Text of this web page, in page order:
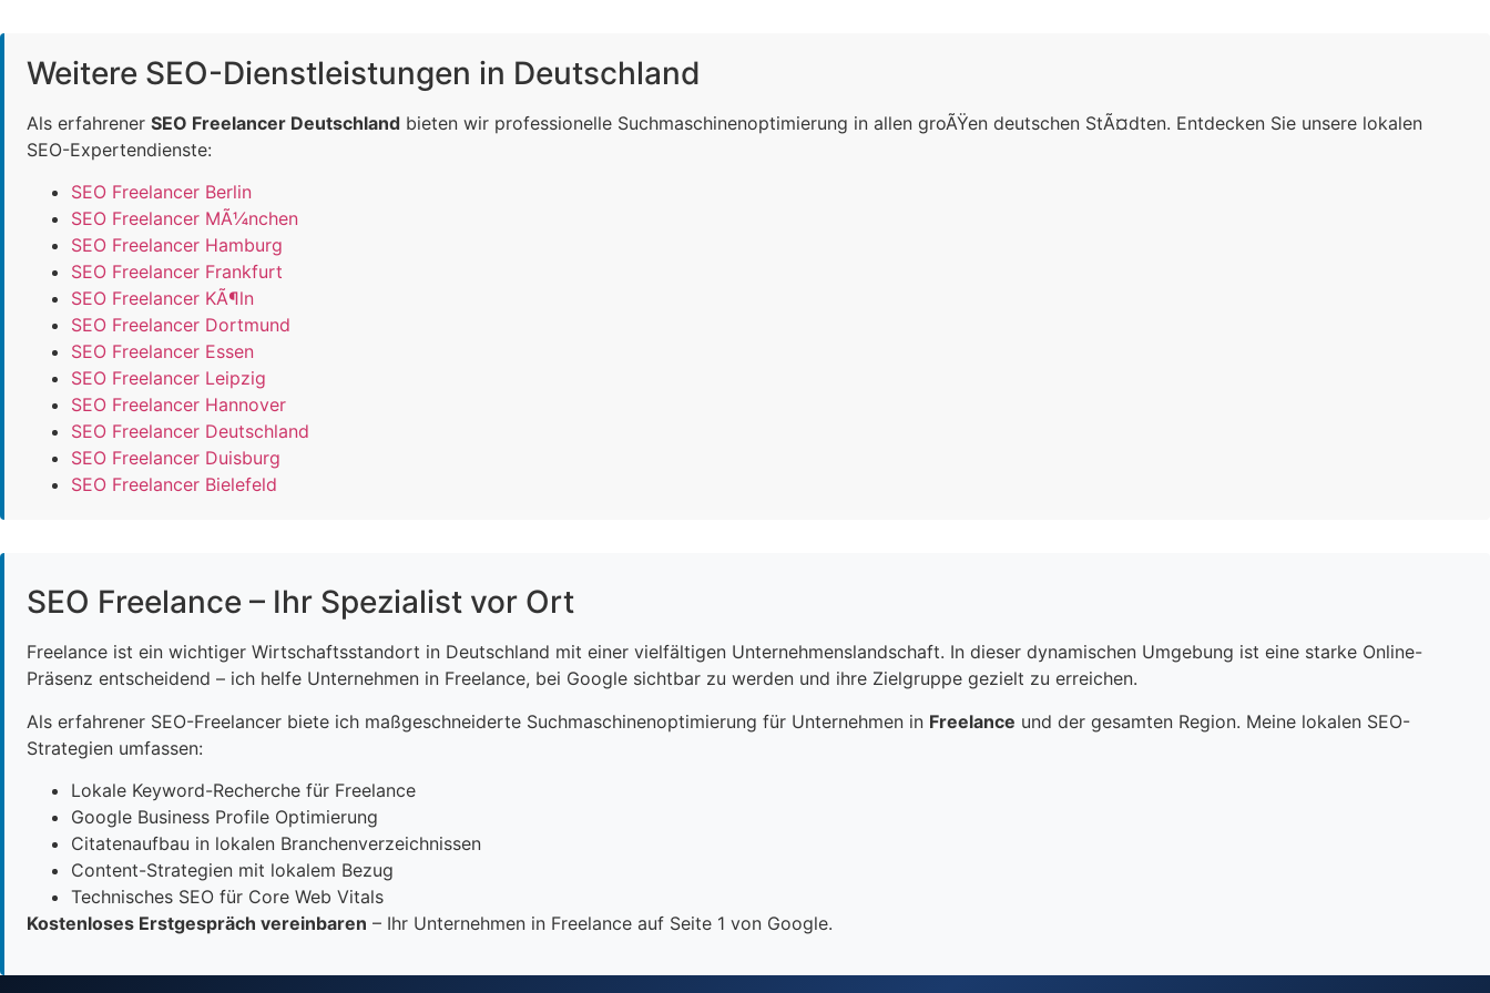
Weitere SEO-Dienstleistungen in Deutschland
Als erfahrener SEO Freelancer Deutschland bieten wir professionelle Suchmaschinenoptimierung in allen groÃŸen deutschen StÃ¤dten. Entdecken Sie unsere lokalen
SEO-Expertendienste:
SEO Freelancer Berlin
SEO Freelancer MÃ¼nchen
SEO Freelancer Hamburg
SEO Freelancer Frankfurt
SEO Freelancer KÃ¶ln
SEO Freelancer Dortmund
SEO Freelancer Essen
SEO Freelancer Leipzig
SEO Freelancer Hannover
SEO Freelancer Deutschland
SEO Freelancer Duisburg
SEO Freelancer Bielefeld
SEO Freelance – Ihr Spezialist vor Ort
Freelance ist ein wichtiger Wirtschaftsstandort in Deutschland mit einer vielfältigen Unternehmenslandschaft. In dieser dynamischen Umgebung ist eine starke Online-
Präsenz entscheidend – ich helfe Unternehmen in Freelance, bei Google sichtbar zu werden und ihre Zielgruppe gezielt zu erreichen.
Als erfahrener SEO-Freelancer biete ich maßgeschneiderte Suchmaschinenoptimierung für Unternehmen in Freelance und der gesamten Region. Meine lokalen SEO-
Strategien umfassen:
Lokale Keyword-Recherche für Freelance
Google Business Profile Optimierung
Citatenaufbau in lokalen Branchenverzeichnissen
Content-Strategien mit lokalem Bezug
Technisches SEO für Core Web Vitals
Kostenloses Erstgespräch vereinbaren – Ihr Unternehmen in Freelance auf Seite 1 von Google.